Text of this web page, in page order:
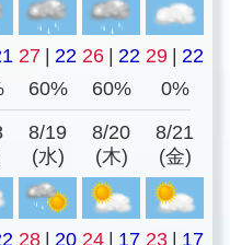
27 | 22 26 | 22 29 | 22
60% 60% 0%
8/19
(水)
8/20
(木)
8/21
(金)
28 | 20 24 | 17 23 | 17